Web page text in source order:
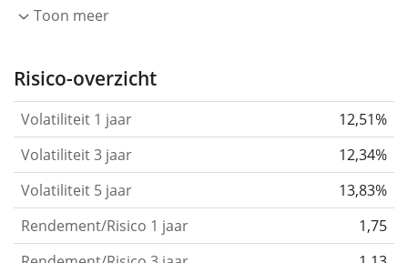
higher the volatility, the more significantly the
the past.
Assets with higher volatility are generally
based on the data for the past 1, 3 and 5 years so
that you can see if price fluctuations for the ETF
became stronger or weaker over time.
Return per riskfor 1, 3 and 5 year periods. This is
the annualised (i.e. converted to a one year period)
past return divided by the past annualised volatility.
Toon meer
Risico-overzicht
Volatiliteit 1 jaar
12,51%
Volatiliteit 3 jaar
12,34%
Volatiliteit 5 jaar
13,83%
Rendement/Risico 1 jaar
1,75